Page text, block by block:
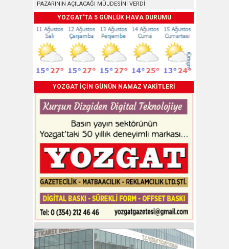
PAZARININ AÇILACAĞI MÜJDESİNİ VERDİ
YOZGAT'TA 5 GÜNLÜK HAVA DURUMU
YOZGAT İÇİN GÜNÜN NAMAZ VAKİTLERİ